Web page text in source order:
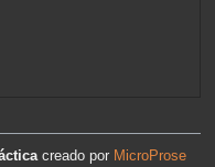
creado por MicroProse